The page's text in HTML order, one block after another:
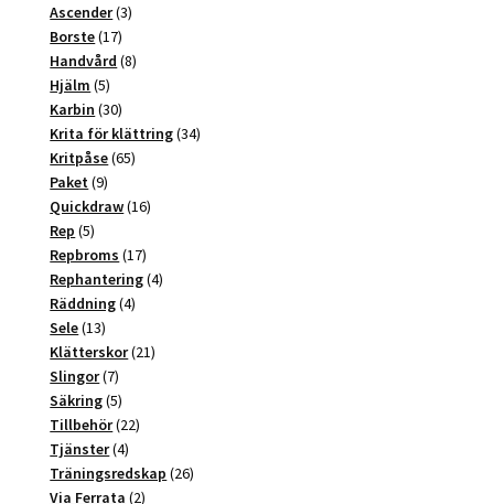
Ascender 33
Borste 1717
produkter
Handvård 88
Hjälm 55
produkter
Karbin 3030
produkter
Krita för klättring 3434
Kritpåse 6565
Paket 99
produkter
Quickdraw 1616
Rep 55
produkter
Repbroms 1717
produkter
Rephantering 44
Räddning 44
Sele 1313
produkter
Klätterskor 2121
Slingor 77
produkter
Säkring 55
produkter
Tillbehör 2222
Tjänster 44
produkter
Träningsredskap 2626
Via Ferrata 22